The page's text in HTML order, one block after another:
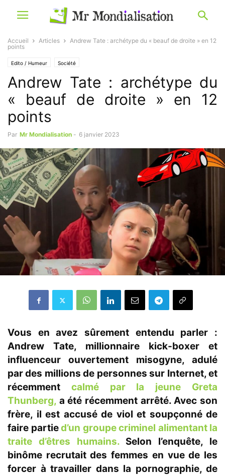
Accueil Articles
Andrew Tate : archétype du « beauf de droite » en 12
points
Edito / Humeur Société
Andrew Tate : archétype du
« beauf de droite » en 12
points
Par Mr Mondialisation - 6 janvier 2023
Vous en avez sûrement entendu parler :
Andrew Tate, millionnaire kick-boxer et
influenceur ouvertement misogyne, adulé
par des millions de personnes sur Internet, et
récemment calmé par la jeune Greta
Thunberg, a été récemment arrêté. Avec son
frère, il est accusé de viol et soupçonné de
faire partied’un groupe criminel alimentant la
traite d’êtres humains. Selon l’enquête, le
binôme recrutait des femmes en vue de les
forcer à travailler dans la pornographie, de